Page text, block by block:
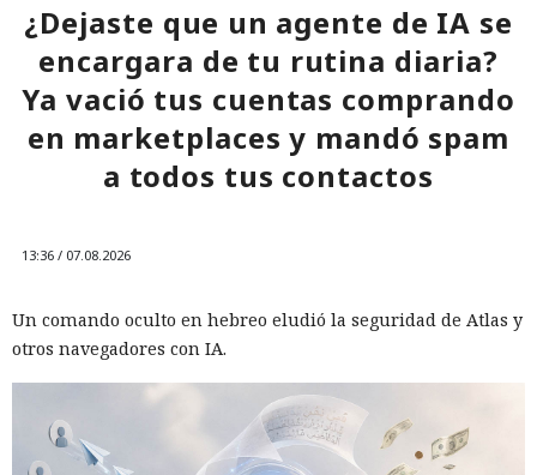
¿Dejaste que un agente de IA se
encargara de tu rutina diaria?
Ya vació tus cuentas comprando
en marketplaces y mandó spam
a todos tus contactos
13:36 / 07.08.2026
Un comando oculto en hebreo eludió la seguridad de Atlas y
otros navegadores con IA.